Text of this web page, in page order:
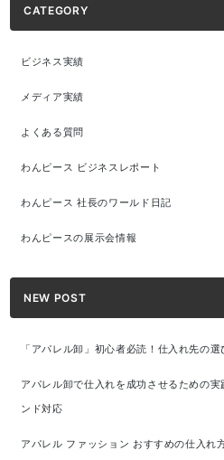
CATEGORY
ビジネス実績
メディア実績
よくある質問
わんピース ビジネスレポート
わんピース 社長のワールド日記
わんピースの展示会情報
NEW POST
「アパレル卸」初心者必読！仕入れ先の
アパレル卸で仕入れを成功させるための
ンド対応
アパレル ファッション おすすめの仕入れ